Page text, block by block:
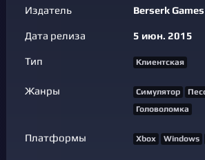
Издатель Berserk Games
Дата релиза 5 июн. 2015
Тип Клиентская
Жанры Симулятор
Головоломка
Платформы Xbox Windows